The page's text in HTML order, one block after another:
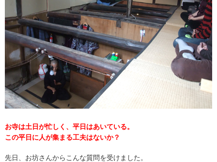
お寺は土日が忙しく、平日はあいている。
この平日に人が集まる工夫はないか？
先日、お坊さんからこんな質問を受けました。